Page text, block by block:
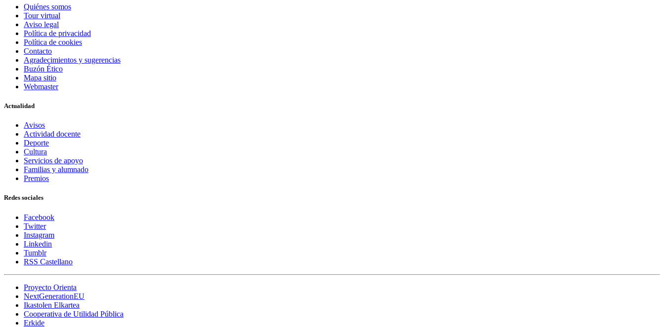
Quiénes somos
Tour virtual
Aviso legal
Política de privacidad
Política de cookies
Contacto
Agradecimientos y sugerencias
Buzón Ético
Mapa sitio
Webmaster
Actualidad
Avisos
Actividad docente
Deporte
Cultura
Servicios de apoyo
Familias y alumnado
Premios
Redes sociales
Facebook
Twitter
Instagram
Linkedin
Tumblr
RSS Castellano
Proyecto Orienta
NextGenerationEU
Ikastolen Elkartea
Cooperativa de Utilidad Pública
Erkide